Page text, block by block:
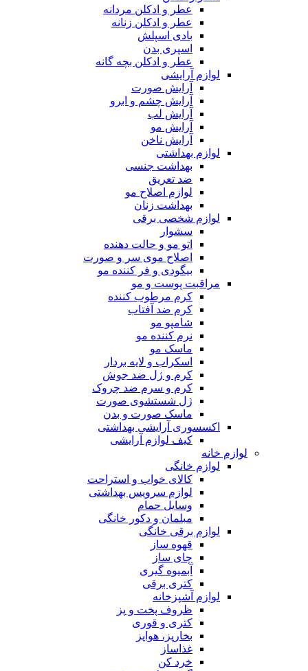
عطر و ادکلن مردانه
عطر و ادکلن زنانه
بادی اسپلش
اسپری بدن
عطر و ادکلن بچه گانه
لوازم آرایشی
آرایش صورت
آرایش چشم و ابرو
آرایش لب
آرایش مو
آرایش ناخن
لوازم بهداشتی
بهداشت جنسی
ضد تعریق
لوازم اصلاح مو
بهداشت زنان
لوازم شخصی برقی
سشوار
اتو مو و حالت دهنده
اصلاح موی سر و صورت
بیگودی و فر کننده مو
مراقبت پوست و مو
کرم مرطوب کننده
کرم ضد آفتاب
شامپو مو
نرم کننده مو
ماسک مو
اسکراب و لایه بردار
کرم و ژل ضد جوش
کرم و سرم ضد چروک
ژل شستشوی صورت
ماسک صورت و بدن
اکسسوری آرایشی بهداشتی
کیف لوازم آرایشی
لوازم خانه
لوازم خانگی
کالای خواب و استراحت
لوازم سرویس بهداشتی
وسایل حمام
مبلمان و دکور خانگی
لوازم برقی خانگی
قهوه ساز
چای ساز
آبمیوه گیری
کتری برقی
لوازم آشپزخانه
ظروف پخت و پز
کتری و قوری
بخارپز، هواپز
غذاساز
خرد کن